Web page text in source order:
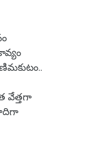
వేత్తగా
తేజమా!